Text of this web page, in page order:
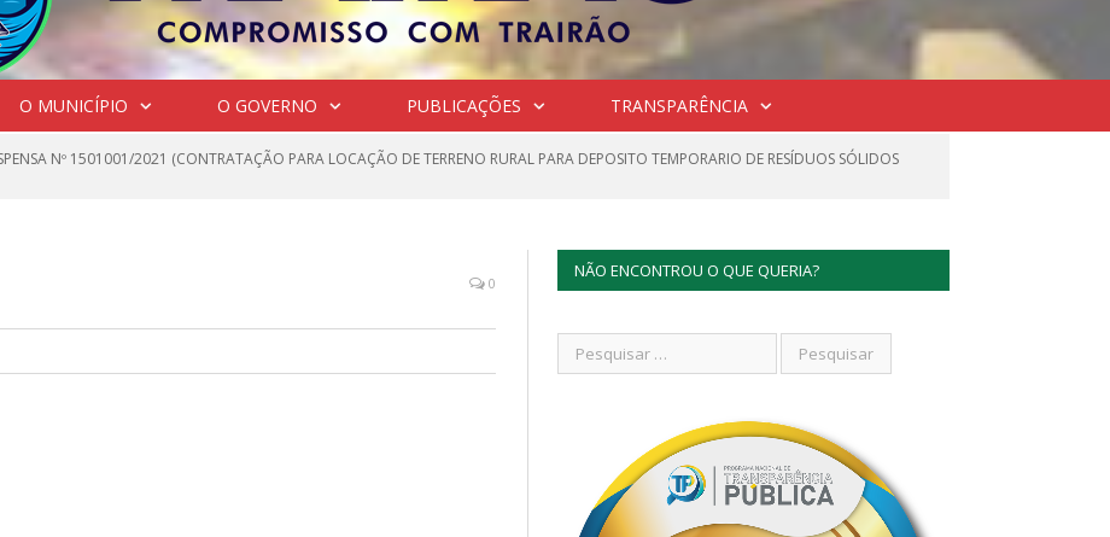
O MUNICÍPIO O GOVERNO PUBLICAÇÕES TRANSPARÊNCIA
Nº 1501001/2021 (CONTRATAÇÃO PARA LOCAÇÃO DE TERRENO RURAL PARA DEPOSITO TEMPORARIO DE RESÍDUOS SÓLIDOS
0
NÃO ENCONTROU O QUE QUERIA?